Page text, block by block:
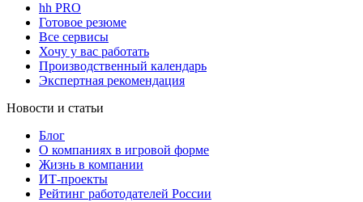
hh PRO
Готовое резюме
Все сервисы
Хочу у вас работать
Производственный календарь
Экспертная рекомендация
Новости и статьи
Блог
О компаниях в игровой форме
Жизнь в компании
ИТ-проекты
Рейтинг работодателей России